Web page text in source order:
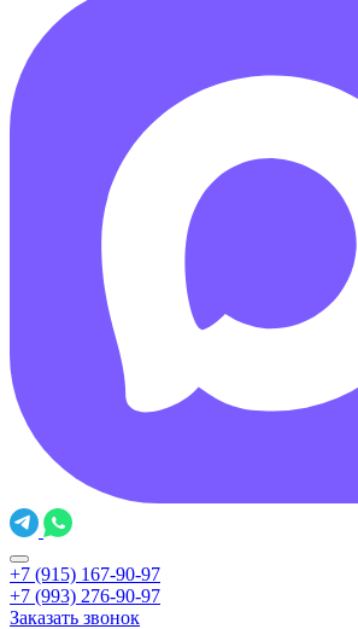
+7 (915) 167-90-97
+7 (993) 276-90-97
Заказать звонок